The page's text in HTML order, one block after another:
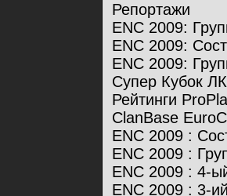
Репортажи
ENC 2009:
ENC 2009:
ENC 2009:
Супер Кубок
Рейтинги
ClanBase
ENC 2009 :
ENC 2009 :
ENC 2009 : 4-
ENC 2009 : 3-